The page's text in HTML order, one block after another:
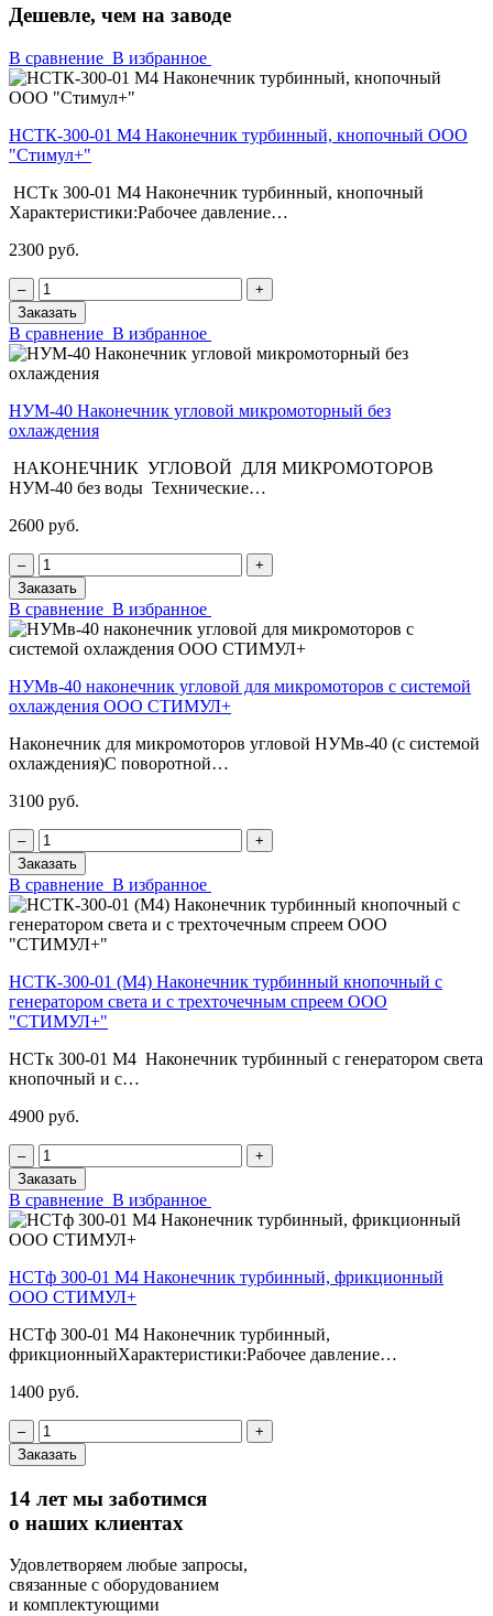
Дешевле, чем на заводе
В сравнение В избранное
НСТК-300-01 М4 Наконечник турбинный, кнопочный ООО
"Стимул+"
НСТк 300-01 М4 Наконечник турбинный, кнопочный
Характеристики:Рабочее давление…
2300 руб.
‒
+
Заказать
В сравнение В избранное
НУМ-40 Наконечник угловой микромоторный без
охлаждения
НАКОНЕЧНИК УГЛОВОЙ ДЛЯ МИКРОМОТОРОВ
НУМ-40 без воды Технические…
2600 руб.
‒
+
Заказать
В сравнение В избранное
НУМв-40 наконечник угловой для микромоторов с системой
охлаждения ООО СТИМУЛ+
Наконечник для микромоторов угловой НУМв-40 (с системой
охлаждения)С поворотной…
3100 руб.
‒
+
Заказать
В сравнение В избранное
НСТК-300-01 (М4) Наконечник турбинный кнопочный с
генератором света и с трехточечным спреем ООО
"СТИМУЛ+"
НСТк 300-01 М4 Наконечник турбинный с генератором света
кнопочный и с…
4900 руб.
‒
+
Заказать
В сравнение В избранное
НСТф 300-01 М4 Наконечник турбинный, фрикционный
ООО СТИМУЛ+
НСТф 300-01 М4 Наконечник турбинный,
фрикционныйХарактеристики:Рабочее давление…
1400 руб.
‒
+
Заказать
14 лет мы заботимся
о наших клиентах
Удовлетворяем любые запросы,
связанные с оборудованием
и комплектующими